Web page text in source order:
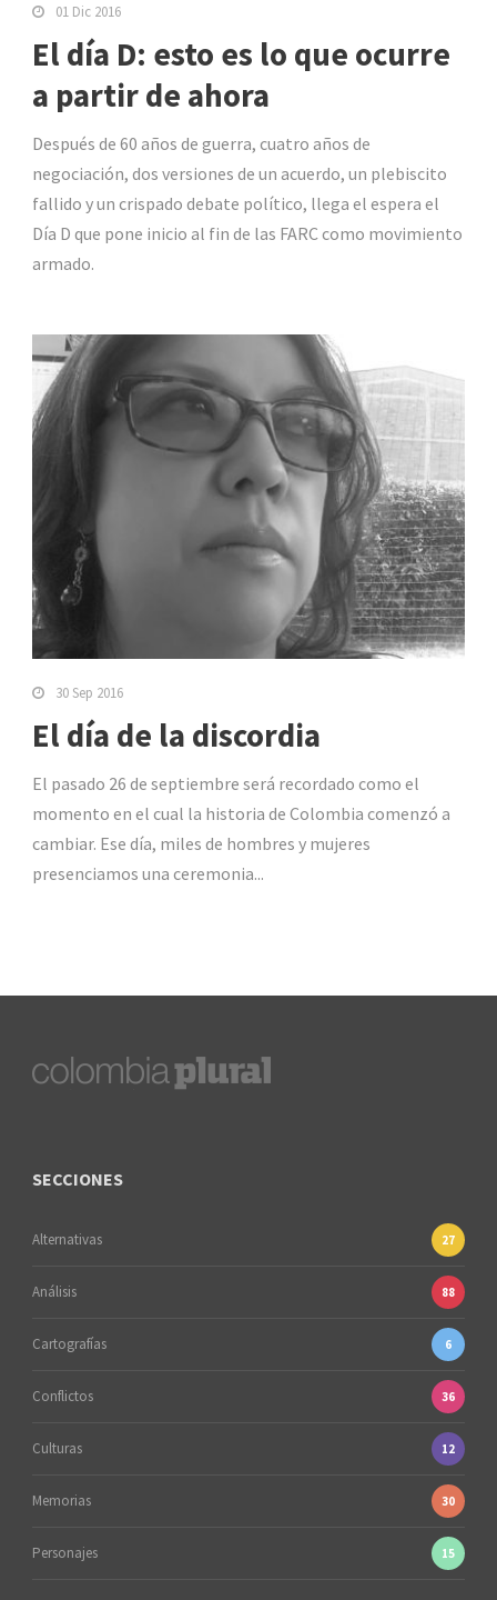
01 Dic 2016
El día D: esto es lo que ocurre
a partir de ahora
Después de 60 años de guerra, cuatro años de
negociación, dos versiones de un acuerdo, un plebiscito
fallido y un crispado debate político, llega el espera el
Día D que pone inicio al fin de las FARC como movimiento
armado.
30 Sep 2016
El día de la discordia
El pasado 26 de septiembre será recordado como el
momento en el cual la historia de Colombia comenzó a
cambiar. Ese día, miles de hombres y mujeres
presenciamos una ceremonia...
SECCIONES
Alternativas 27
Análisis 88
Cartografías 6
Conflictos 36
Culturas 12
Memorias 30
Personajes 15